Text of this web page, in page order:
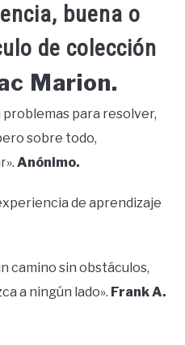
buena o
de colección
Marion.
problemas para resolver,
sobre todo,
Anónimo.
de aprendizaje
camino sin obstáculos,
a ningún lado». Frank A.